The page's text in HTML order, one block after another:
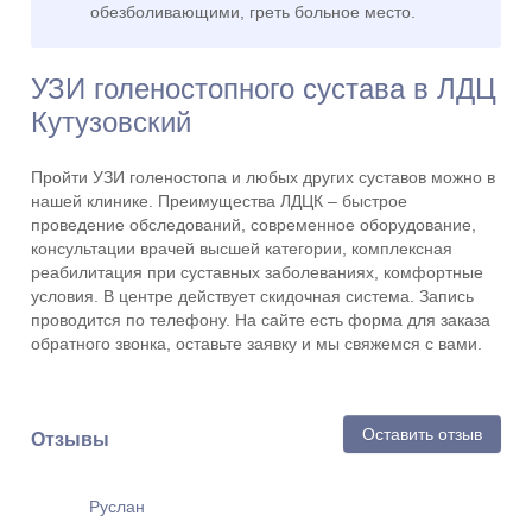
обезболивающими, греть больное место.
УЗИ голеностопного сустава в ЛДЦ
Кутузовский
Пройти УЗИ голеностопа и любых других суставов можно в
нашей клинике. Преимущества ЛДЦК – быстрое
проведение обследований, современное оборудование,
консультации врачей высшей категории, комплексная
реабилитация при суставных заболеваниях, комфортные
условия. В центре действует скидочная система. Запись
проводится по телефону. На сайте есть форма для заказа
обратного звонка, оставьте заявку и мы свяжемся с вами.
Оставить отзыв
Отзывы
Руслан